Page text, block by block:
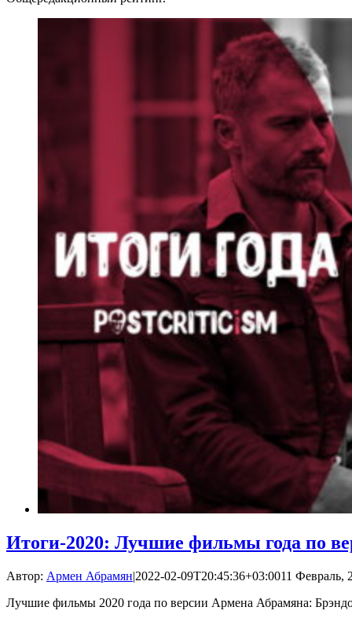
Итоги-2020: Лучшие фильмы года по
Автор: Армен Абрамян|2022-02-09T20:45:36+03:0011 Февраль,
Лучшие фильмы 2020 года по версии Армена Абрамяна: